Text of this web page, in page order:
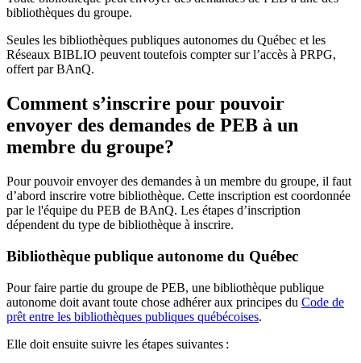
bibliothèques du groupe.
Seules les bibliothèques publiques autonomes du Québec et les
Réseaux BIBLIO peuvent toutefois compter sur l’accès à PRPG,
offert par BAnQ.
Comment s’inscrire pour pouvoir
envoyer des demandes de PEB à un
membre du groupe?
Pour pouvoir envoyer des demandes à un membre du groupe, il faut
d’abord inscrire votre bibliothèque. Cette inscription est coordonnée
par le l'équipe du PEB de BAnQ. Les étapes d’inscription
dépendent du type de bibliothèque à inscrire.
Bibliothèque publique autonome du Québec
Pour faire partie du groupe de PEB, une bibliothèque publique
autonome doit avant toute chose adhérer aux principes du Code de
prêt entre les bibliothèques publiques québécoises.
Elle doit ensuite suivre les étapes suivantes :